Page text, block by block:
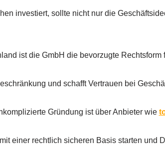
investiert, sollte nicht nur die
ist die GmbH die bevorzugte Rechtsform
und schafft Vertrauen bei
Gründung ist über Anbieter wie
einer rechtlich sicheren Basis starten und